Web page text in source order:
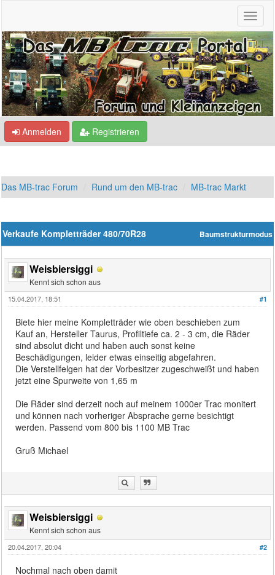
Anmelden Registrieren
Das MB-trac Forum Rund um den MB-trac MB-trac Markt
Baumstrukturmodus
Verkaufe Kompletträder 480/70R28
Weisbiersiggi
Kennt sich schon aus
#1
15.04.2017, 18:51
Biete hier meine Kompletträder wie oben beschieben zum
Kauf an, Hersteller Taurus, Profiltiefe ca. 2 - 3 cm, die Räder
sind absolut dicht und haben auch sonst keine
Beschädigungen, leider etwas einseitig abgefahren.
Die Verstellfelgen hat der Vorbesitzer zugeschweißt und haben
jetzt eine Spurweite von 1,65 m
Die Räder sind derzeit noch auf meinem 1000er Trac monitert
und können nach vorheriger Absprache gerne besichtigt
werden. Passend vom 800 bis 1100 MB Trac
Gruß Michael
Weisbiersiggi
Kennt sich schon aus
#2
20.04.2017, 20:04
Nochmal nach oben damit